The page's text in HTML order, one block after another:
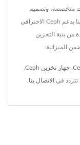
متخصصة، وتصميم
الكتل، ودعم النشر، والصيانة المستمرة. تضمن التزامنا بدعم Ceph الاحترافي
من بنية التخزين
, جهاز تخزين Ceph ,
تتردد في الاتصال بنا.